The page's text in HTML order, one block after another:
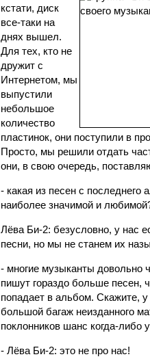
кстати, диск
все-таки на
днях вышел.
Для тех, кто не
дружит с
Интернетом, мы
выпустили
небольшое
количество
пластинок, они поступили в
Просто, мы решили отдать
они, в свою очередь,
- какая из песен с последнего
наиболее значимой и
Лёва Би-2: безусловно, у нас
песни, но мы не станем их
- многие музыканты довольно
пишут гораздо больше песен,
попадает в альбом. Скажите,
большой багаж неизданного
поклонников шанс когда-либо
- Лёва Би-2: это не про нас!